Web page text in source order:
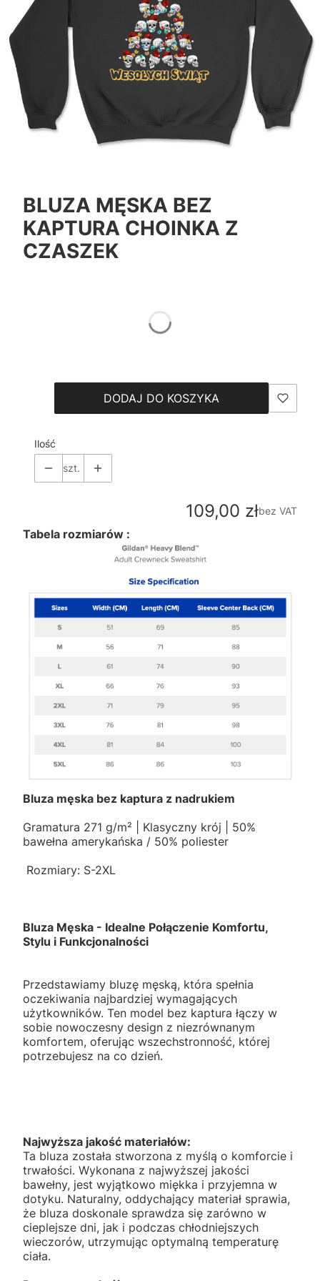
BLUZA MĘSKA BEZ
KAPTURA CHOINKA Z
CZASZEK
DODAJ DO KOSZYKA
Ilość
szt.
Cena
109,00 złbez VAT
Tabela rozmiarów :
Bluza męska bez kaptura z nadrukiem
Gramatura 271 g/m² | Klasyczny krój | 50%
bawełna amerykańska / 50% poliester
Rozmiary: S-2XL
Bluza Męska - Idealne Połączenie Komfortu,
Stylu i Funkcjonalności
Przedstawiamy bluzę męską, która spełnia
oczekiwania najbardziej wymagających
użytkowników. Ten model bez kaptura łączy w
sobie nowoczesny design z niezrównanym
komfortem, oferując wszechstronność, której
potrzebujesz na co dzień.
Najwyższa jakość materiałów:
Ta bluza została stworzona z myślą o komforcie i
trwałości. Wykonana z najwyższej jakości
bawełny, jest wyjątkowo miękka i przyjemna w
dotyku. Naturalny, oddychający materiał sprawia,
że bluza doskonale sprawdza się zarówno w
cieplejsze dni, jak i podczas chłodniejszych
wieczorów, utrzymując optymalną temperaturę
ciała.